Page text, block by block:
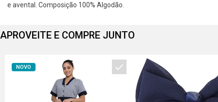
e avental. Composição 100% Algodão.
APROVEITE E COMPRE JUNTO
NOVO